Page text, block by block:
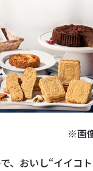
※画
、おいし“イイコ